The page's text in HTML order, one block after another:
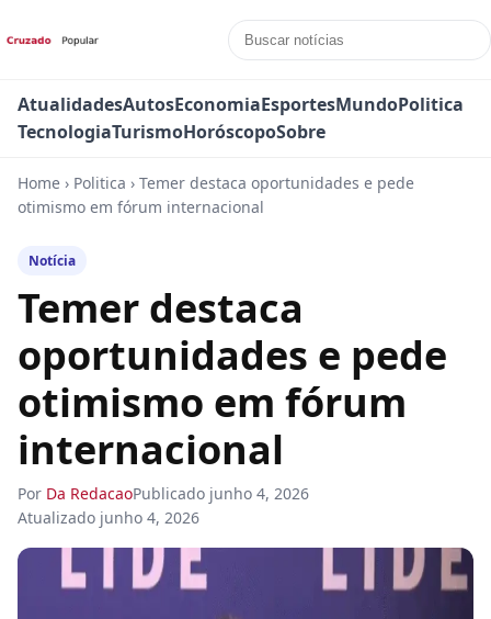
AtualidadesAutosEconomiaEsportesMundoPolitica
TecnologiaTurismoHoróscopoSobre
Home › Politica › Temer destaca oportunidades e pede
otimismo em fórum internacional
Notícia
Temer destaca
oportunidades e pede
otimismo em fórum
internacional
Por Da RedacaoPublicado junho 4, 2026
Atualizado junho 4, 2026